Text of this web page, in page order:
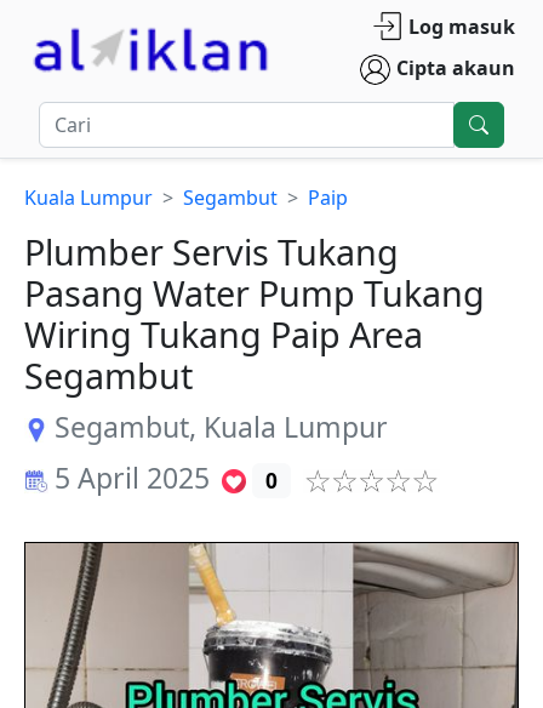
Log masuk
Cipta akaun
Kuala Lumpur Segambut Paip
Plumber Servis Tukang
Pasang Water Pump Tukang
Wiring Tukang Paip Area
Segambut
Segambut, Kuala Lumpur
5 April 2025
0